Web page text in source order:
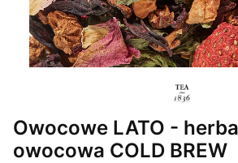
Owocowe LATO -
owocowa COLD BREW